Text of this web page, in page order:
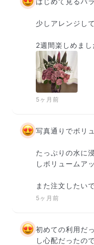
少しアレンジし
2週間楽しめまし
5ヶ月前
写真通りでボリ
たっぷりの水に
しボリュームア
また注文したい
5ヶ月前
初めての利用だ
し心配だったの